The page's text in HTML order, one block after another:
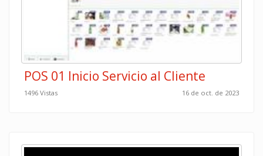
POS 01 Inicio Servicio al Cliente
1496 Vistas 16 de oct. de 2023